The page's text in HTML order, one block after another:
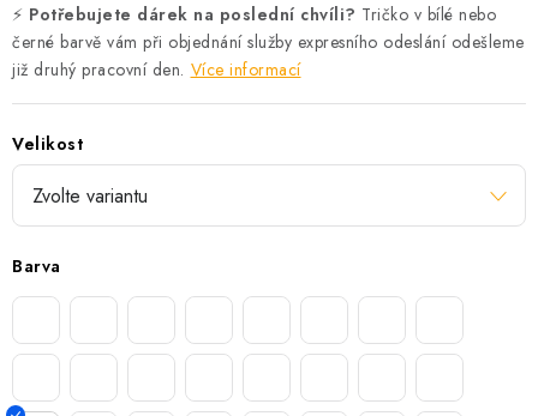
⚡ Potřebujete dárek na poslední chvíli? Tričko v bílé nebo
černé barvě vám při objednání služby expresního odeslání odešleme
již druhý pracovní den. Více informací
Velikost
Barva